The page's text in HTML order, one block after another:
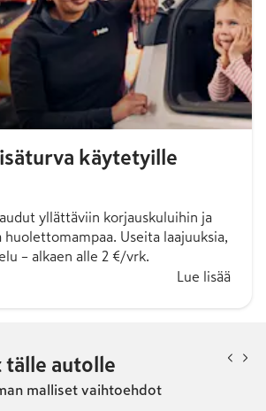
käytetyille
yllättäviin korjauskuluihin ja
Useita laajuuksia,
– alkaen alle 2 €/vrk.
Lue lisää
autolle
malliset vaihtoehdot